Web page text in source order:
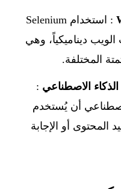
: استخدام Selenium
ديناميكياً، وهي
المختلفة.
الاصطناعي :
أن يُستخدم
المحتوى أو الإجابة